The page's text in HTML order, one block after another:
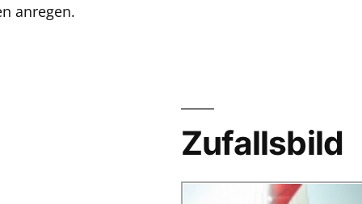
anregen.
Zufallsbild